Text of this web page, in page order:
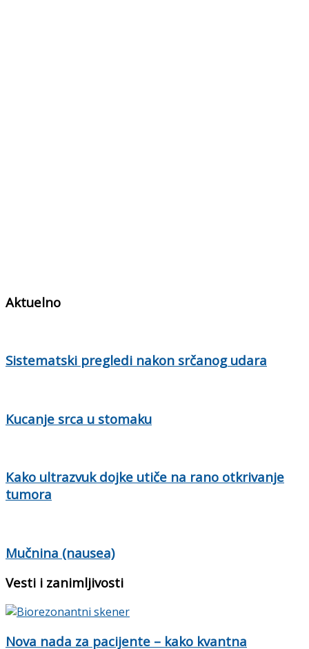
Aktuelno
Sistematski pregledi nakon srčanog udara
Kucanje srca u stomaku
Kako ultrazvuk dojke utiče na rano otkrivanje
tumora
Mučnina (nausea)
Vesti i zanimljivosti
Nova nada za pacijente – kako kvantna